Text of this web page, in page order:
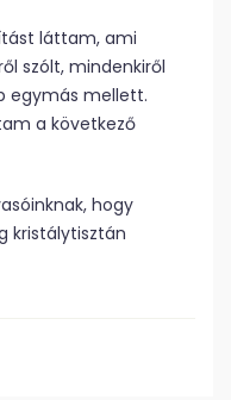
láttam, ami
szólt, mindenkiről
egymás mellett.
a következő
hogy
kristálytisztán